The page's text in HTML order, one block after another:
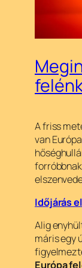
A friss
van
Időjárás
Alig
máris egy
Európa